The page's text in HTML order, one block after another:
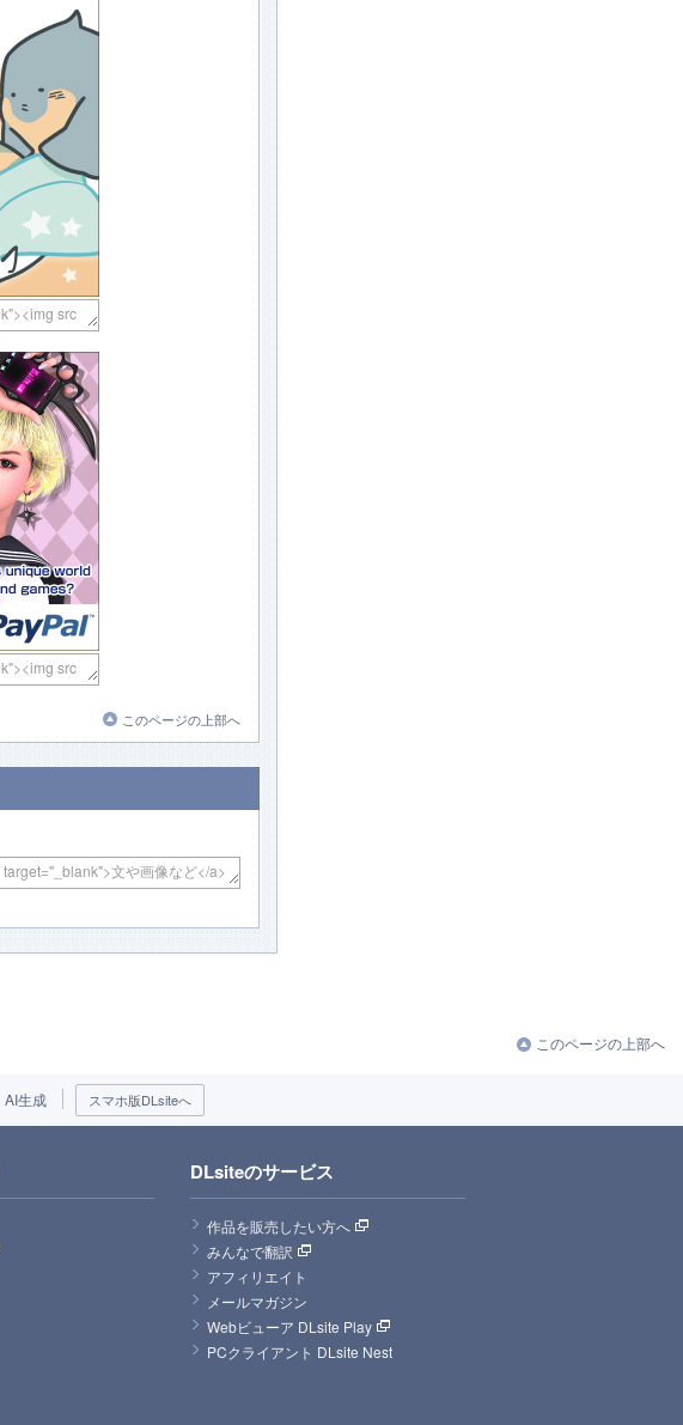
このページの上部へ
このページの上部へ
AI生成 スマホ版DLsiteへ
DLsiteのサービス
作品を販売したい方へ
みんなで翻訳
アフィリエイト
メールマガジン
Webビューア DLsite Play
PCクライアント DLsite Nest